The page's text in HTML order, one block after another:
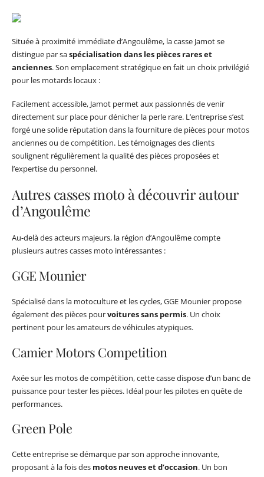
Située à proximité immédiate d’Angoulême, la casse Jamot se
distingue par saspécialisation dans les pièces rares et
anciennes. Son emplacement stratégique en fait un choix privilégié
pour les motards locaux :
Facilement accessible, Jamot permet aux passionnés de venir
directement sur place pour dénicher la perle rare. L’entreprise s’est
forgé une solide réputation dans la fourniture de pièces pour motos
anciennes ou de compétition. Les témoignages des clients
soulignent régulièrement la qualité des pièces proposées et
l’expertise du personnel.
Autres casses moto à découvrir autour
d’Angoulême
Au-delà des acteurs majeurs, la région d’Angoulême compte
plusieurs autres casses moto intéressantes :
GGE Mounier
Spécialisé dans la motoculture et les cycles, GGE Mounier propose
également des pièces pourvoitures sans permis. Un choix
pertinent pour les amateurs de véhicules atypiques.
Camier Motors Competition
Axée sur les motos de compétition, cette casse dispose d’un banc de
puissance pour tester les pièces. Idéal pour les pilotes en quête de
performances.
Green Pole
Cette entreprise se démarque par son approche innovante,
proposant à la fois des motos neuves et d’occasion. Un bon